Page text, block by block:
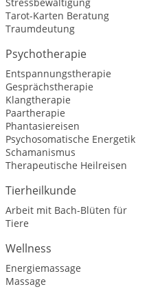
Tarot-Karten Beratung
Traumdeutung
Psychotherapie
Entspannungstherapie
Gesprächstherapie
Klangtherapie
Paartherapie
Phantasiereisen
Psychosomatische Energetik
Schamanismus
Therapeutische Heilreisen
Tierheilkunde
Arbeit mit Bach-Blüten für
Tiere
Wellness
Energiemassage
Massage